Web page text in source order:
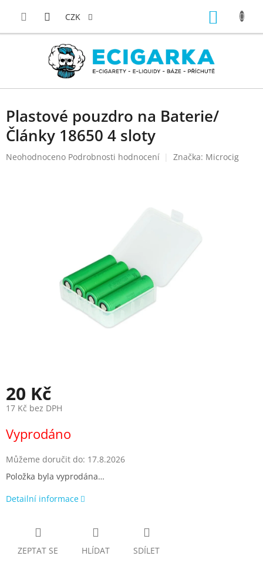
CZK
Plastové pouzdro na Baterie/
Články 18650 4 sloty
Průměrné
Neohodnoceno Podrobnosti hodnocení Značka: Microcig
20 Kč
17 Kč bez DPH
cena:
Vyprodáno
Můžeme doručit do: 17.8.2026
Položka byla vyprodána…
Detailní informace
ZEPTAT SE HLÍDAT SDÍLET